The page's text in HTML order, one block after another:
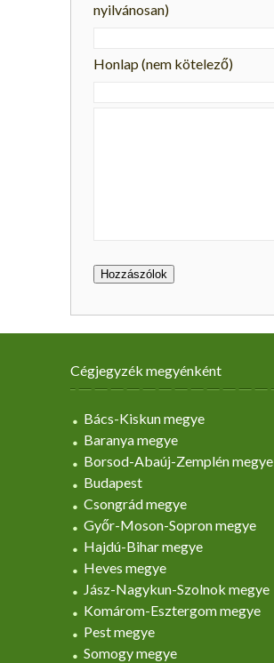
nyilvánosan)
Honlap (nem kötelező)
Cégjegyzék megyénként
Bács-Kiskun megye
Baranya megye
Borsod-Abaúj-Zemplén megye
Budapest
Csongrád megye
Győr-Moson-Sopron megye
Hajdú-Bihar megye
Heves megye
Jász-Nagykun-Szolnok megye
Komárom-Esztergom megye
Pest megye
Somogy megye